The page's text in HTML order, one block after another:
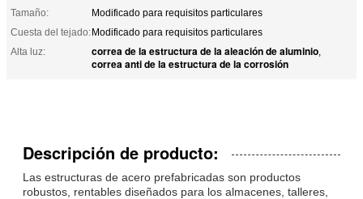
Tamaño:
Modificado para requisitos particulares
Cuesta del tejado:Modificado para requisitos particulares
Alta luz:
correa de la estructura de la aleación de aluminio,
correa anti de la estructura de la corrosión
Descripción de producto:
Las estructuras de acero prefabricadas son productos
robustos, rentables diseñados para los almacenes, talleres,